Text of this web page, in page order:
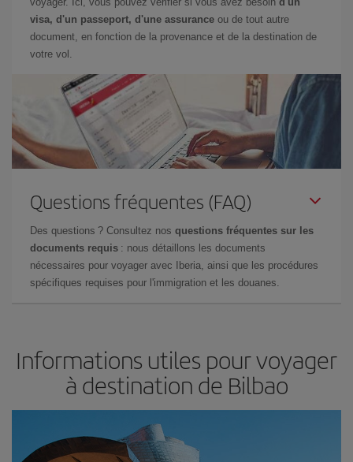
visa, d'un passeport, d'une assurance ou de tout autre
document, en fonction de la provenance et de la destination de
votre vol.
Questions fréquentes (FAQ)
Des questions ? Consultez nos questions fréquentes sur les
documents requis : nous détaillons les documents
nécessaires pour voyager avec Iberia, ainsi que les procédures
spécifiques requises pour l'immigration et les douanes.
Informations utiles pour voyager
à destination de Bilbao